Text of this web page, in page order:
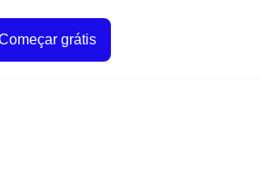
grátis